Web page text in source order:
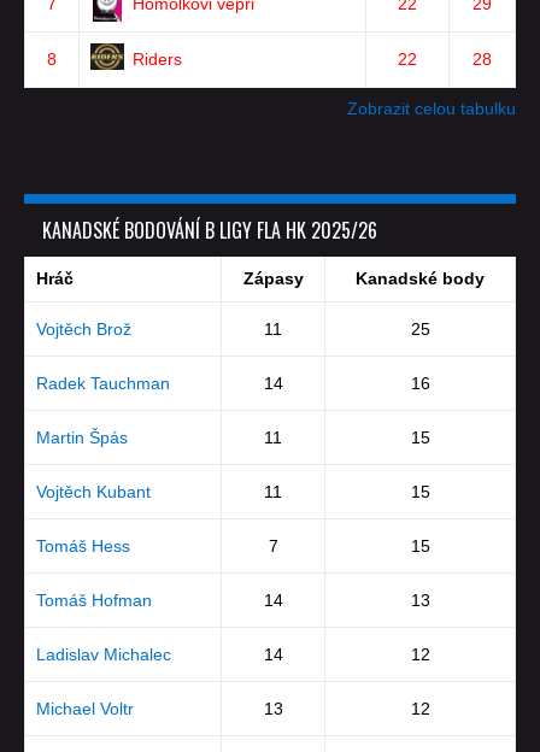
8 Riders 22 28
Zobrazit celou tabulku
KANADSKÉ BODOVÁNÍ B LIGY FLA HK 2025/26
Hráč Zápasy Kanadské body
Vojtěch Brož 11 25
Radek Tauchman 14 16
Martin Špás 11 15
Vojtěch Kubant 11 15
Tomáš Hess 7 15
Tomáš Hofman 14 13
Ladislav Michalec 14 12
Michael Voltr 13 12